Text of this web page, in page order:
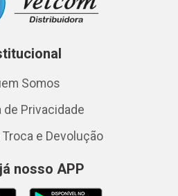
Somos
de Privacidade
e Devolução
nosso APP